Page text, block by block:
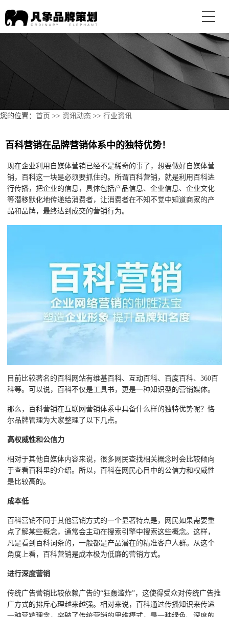
您的位置： 首页 >> 资讯动态 >> 行业资讯
百科营销在品牌营销体系中的独特优势！
现在企业利用自媒体营销已经不是稀奇的事了，想要做好自媒体营
销，百科这一块是必须要抓住的。所谓百科营销，就是利用百科进
行传播，把企业的信息，具体包括产品信息、企业信息、企业文化
等潜移默化地传递给消费者，让消费者在不知不觉中知道商家的产
品和品牌，最终达到成交的营销行为。
目前比较著名的百科网站有维基百科、互动百科、百度百科、360百
科等。可以说，百科不仅是工具书，更是一种知识型的营销媒体。
那么，百科营销在互联网营销体系中具备什么样的独特优势呢？恪
尔品牌管理为大家整理了以下几点。
高权威性和公信力
相对于其他自媒体内容来说，很多网民查找相关概念时会比较倾向
于查看百科里的介绍。所以，百科在网民心目中的公信力和权威性
是比较高的。
成本低
百科营销不同于其他营销方式的一个显著特点是，网民如果需要重
点了解某些概念，通常会主动在搜索引擎中搜索这些概念。这样，
凡是看到百科词条的，一般都是产品潜在的精准客户人群。从这个
角度上看，百科营销是成本极为低廉的营销方式。
进行深度营销
传统广告营销比较依赖广告的“狂轰滥炸”，这使得受众对传统广告推
广方式的排斥心理越来越强。相对来说，百科通过传播知识来传递